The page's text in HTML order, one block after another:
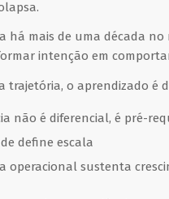
há mais de uma década
intenção em
trajetória, o aprendizado é
não é diferencial, é pré-
define escala
operacional sustenta